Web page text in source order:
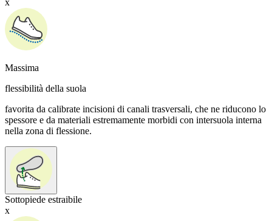
Massima
flessibilità della suola
favorita da calibrate incisioni di canali trasversali, che ne riducono lo
spessore e da materiali estremamente morbidi con intersuola interna
nella zona di flessione.
Sottopiede estraibile
x